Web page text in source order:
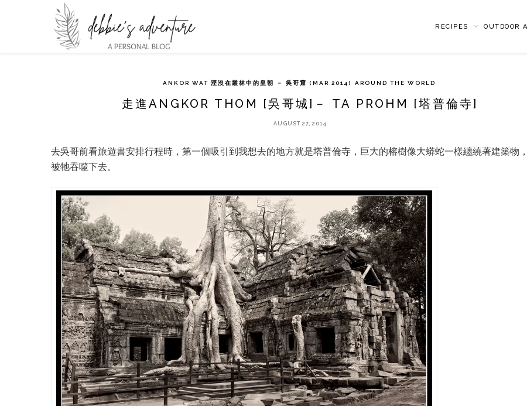
RECIPES OUTDOOR
ANKOR WAT 湮沒在叢林中的皇朝 － 吳哥窟 (MAR 2014) AROUND THE WORLD
走進ANGKOR THOM [吳哥城]－ TA PROHM [塔普倫寺]
AUGUST 27, 2014
去吳哥前看旅遊書安排行程時，第一個吸引到我想去的地方就是塔普倫寺，巨大的榕樹像大蟒蛇一樣纏繞著建築物
被牠吞噬下去。